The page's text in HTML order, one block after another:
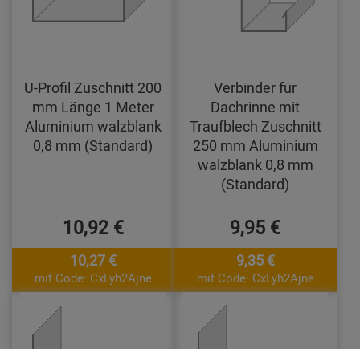
U-Profil Zuschnitt 200
mm Länge 1 Meter
Aluminium walzblank
0,8 mm (Standard)
10,92 €
10,27 €
mit Code: CxLyh2Ajne
Verbinder für
Dachrinne mit
Traufblech Zuschnitt
250 mm Aluminium
walzblank 0,8 mm
(Standard)
9,95 €
9,35 €
mit Code: CxLyh2Ajne